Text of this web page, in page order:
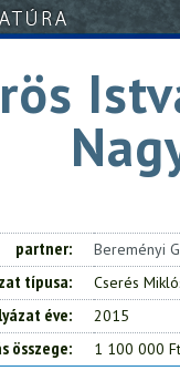
partner Bereményi
típusa Cserés
éve 2015
összege 1 100 000 Ft